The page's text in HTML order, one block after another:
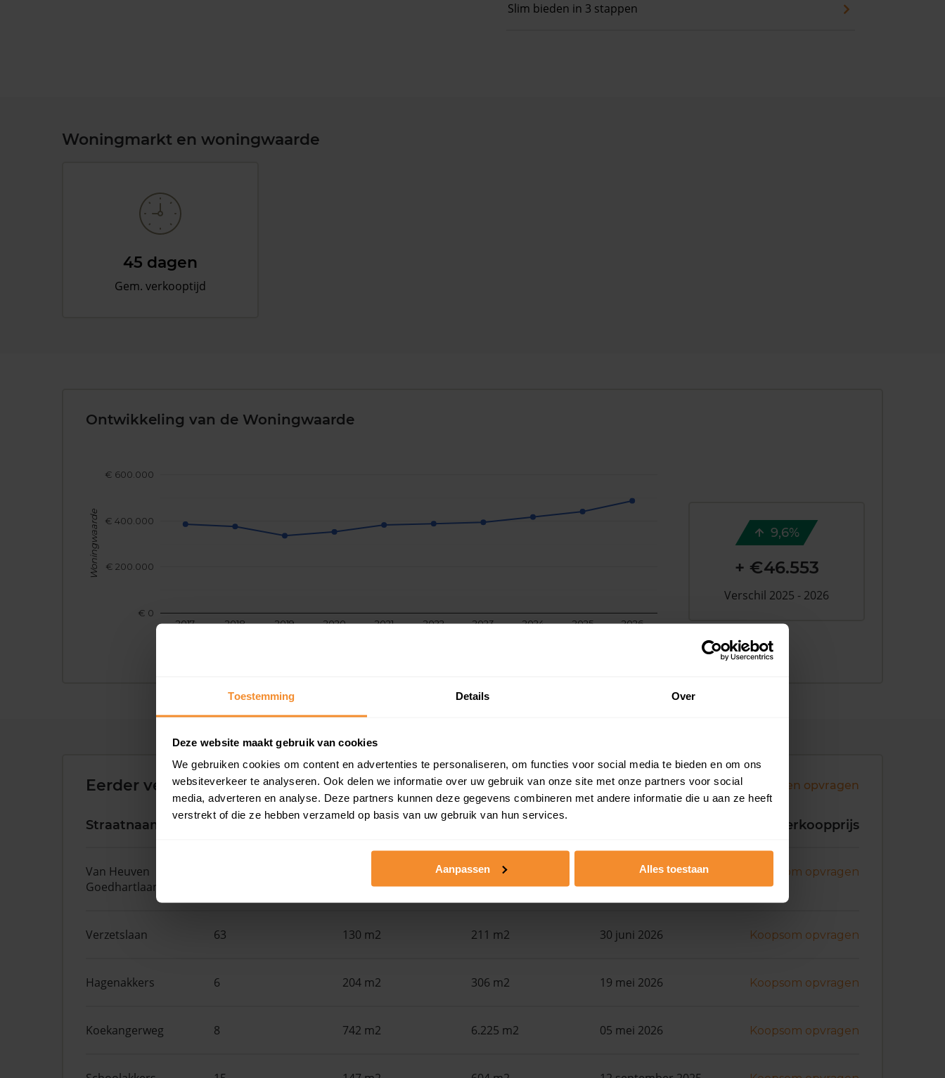
Toestemming Details Over
Deze website maakt gebruik van cookies
We gebruiken cookies om content en advertenties te personaliseren, om functies voor social media te bieden en om ons
websiteverkeer te analyseren. Ook delen we informatie over uw gebruik van onze site met onze partners voor social
media, adverteren en analyse. Deze partners kunnen deze gegevens combineren met andere informatie die u aan ze heeft
verstrekt of die ze hebben verzameld op basis van uw gebruik van hun services.
Aanpassen Alles toestaan
Slim bieden in 3 stappen
Woningmarkt en woningwaarde
45 dagen
Gem. verkooptijd
Ontwikkeling van de Woningwaarde
2017 2018 2019 2020 2021 2022 2023 2024 2025 2026
€ 0
€ 200.000
€ 400.000
€ 600.000
Woningwaarde 9,6%
+ €46.553
Verschil 2025 - 2026
Eerder verkochte woningen in de buurt Andere koopsommen opvragen
Straatnaam Woonoppervlak Verkoopprijs
Van Heuven
Goedhartlaan
168 m2 30 juni 2026 Koopsom opvragen
Verzetslaan 63 130 m2 211 m2 30 juni 2026 Koopsom opvragen
Hagenakkers 6 204 m2 306 m2 19 mei 2026 Koopsom opvragen
Koekangerweg 8 742 m2 6.225 m2 05 mei 2026 Koopsom opvragen